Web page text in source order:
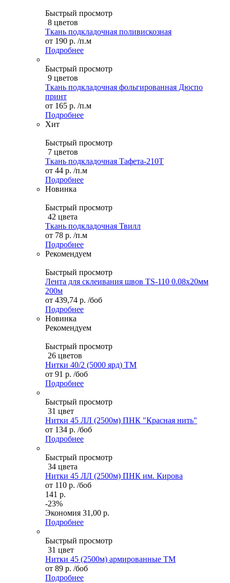
Быстрый просмотр
8 цветов
Ткань подкладочная поливискозная
от 190 р. /п.м
Подробнее
Быстрый просмотр
9 цветов
Ткань подкладочная фольгированная Дюспо
принт
от 165 р. /п.м
Подробнее
Хит
Быстрый просмотр
7 цветов
Ткань подкладочная Тафета-210T
от 44 р. /п.м
Подробнее
Новинка
Быстрый просмотр
42 цвета
Ткань подкладочная Твилл
от 78 р. /п.м
Подробнее
Рекомендуем
Быстрый просмотр
Лента для склеивания швов TS-110 0.08х20мм
200м
от 439,74 р. /боб
Подробнее
Новинка
Рекомендуем
Быстрый просмотр
26 цветов
Нитки 40/2 (5000 ярд) ТМ
от 91 р. /боб
Подробнее
Быстрый просмотр
31 цвет
Нитки 45 ЛЛ (2500м) ПНК "Красная нить"
от 134 р. /боб
Подробнее
Быстрый просмотр
34 цвета
Нитки 45 ЛЛ (2500м) ПНК им. Кирова
от 110 р. /боб
141 р.
-23%
Экономия 31,00 р.
Подробнее
Быстрый просмотр
31 цвет
Нитки 45 (2500м) армированные ТМ
от 89 р. /боб
Подробнее